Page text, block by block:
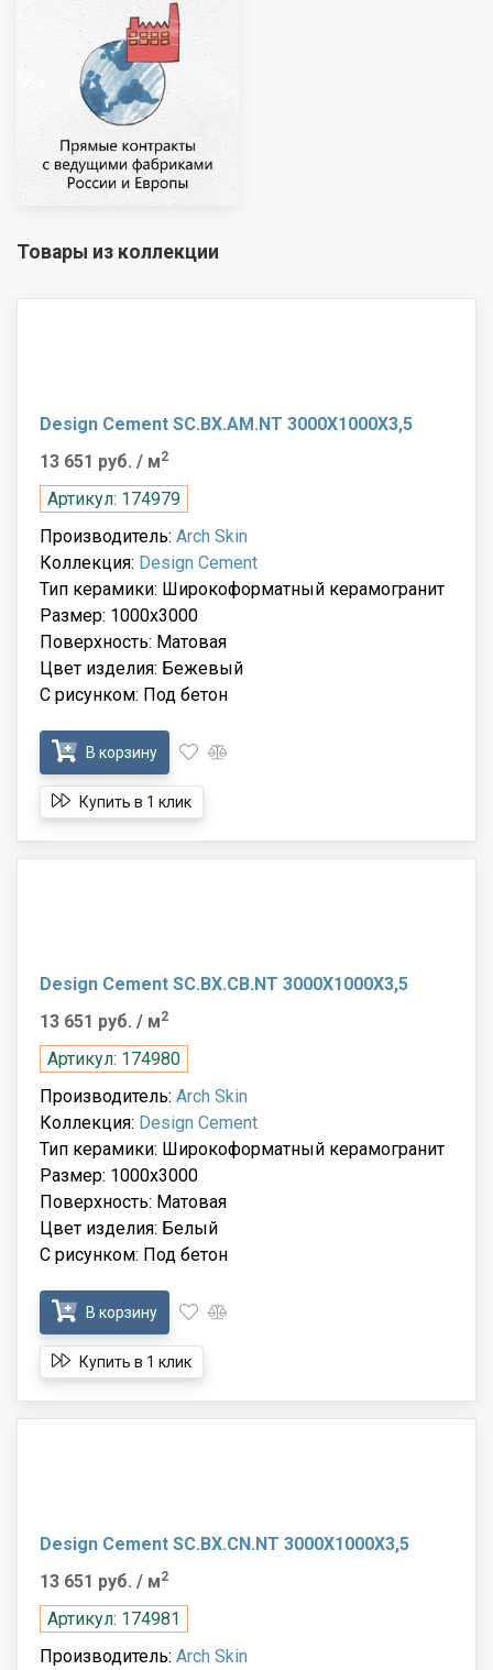
Товары из коллекции
Design Cement SC.BX.AM.NT 3000X1000X3,5
13 651 руб. / м2
Артикул: 174979
Производитель: Arch Skin
Коллекция: Design Cement
Тип керамики: Широкоформатный керамогранит
Размер: 1000x3000
Поверхность: Матовая
Цвет изделия: Бежевый
С рисунком: Под бетон
В корзину
Купить в 1 клик
Design Cement SC.BX.CB.NT 3000X1000X3,5
13 651 руб. / м2
Артикул: 174980
Производитель: Arch Skin
Коллекция: Design Cement
Тип керамики: Широкоформатный керамогранит
Размер: 1000x3000
Поверхность: Матовая
Цвет изделия: Белый
С рисунком: Под бетон
В корзину
Купить в 1 клик
Design Cement SC.BX.CN.NT 3000X1000X3,5
13 651 руб. / м2
Артикул: 174981
Производитель: Arch Skin